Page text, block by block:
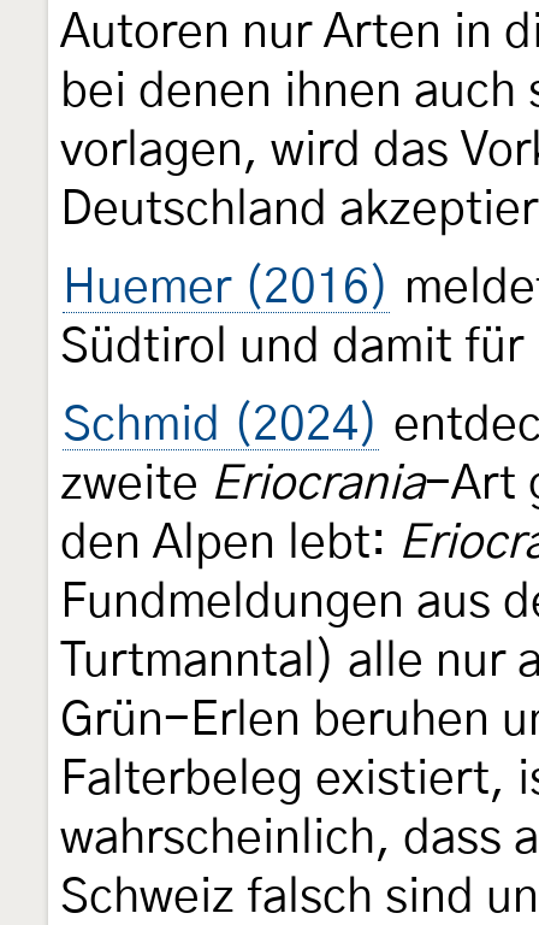
Autoren nur Arten in
bei denen ihnen auch
vorlagen, wird das
Deutschland
Huemer (2016)
Südtirol und damit für
Schmid (2024)
zweite Eriocrania-Art
den Alpen lebt:
Fundmeldungen aus
Turtmanntal) alle nur
Grün-Erlen beruhen
Falterbeleg existiert,
wahrscheinlich, dass
Schweiz falsch sind